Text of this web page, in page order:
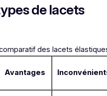
de lacets
des lacets
Avantages